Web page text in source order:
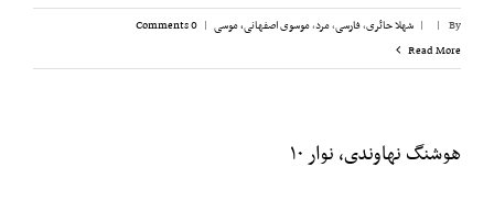
By
|
| شهلا حائری,فارسی,مرد,موسوی اصفهانی، موسی |
0 Comments
Read More
هوشنگ نهاوندی، نوار ۱۰